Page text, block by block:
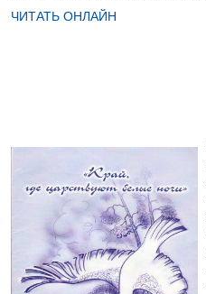
ЧИТАТЬ ОНЛАЙН